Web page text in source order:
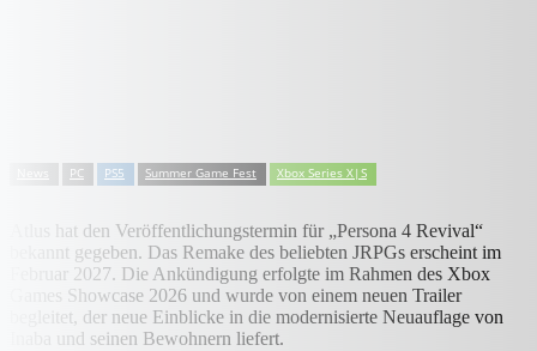
PC PS5 Summer Game Fest Xbox Series X|S
Atlus hat den Veröffentlichungstermin für „Persona 4 Revival“
bekannt gegeben. Das Remake des beliebten JRPGs erscheint im
Februar 2027. Die Ankündigung erfolgte im Rahmen des Xbox
Games Showcase 2026 und wurde von einem neuen Trailer
begleitet, der neue Einblicke in die modernisierte Neuauflage von
Inaba und seinen Bewohnern liefert.